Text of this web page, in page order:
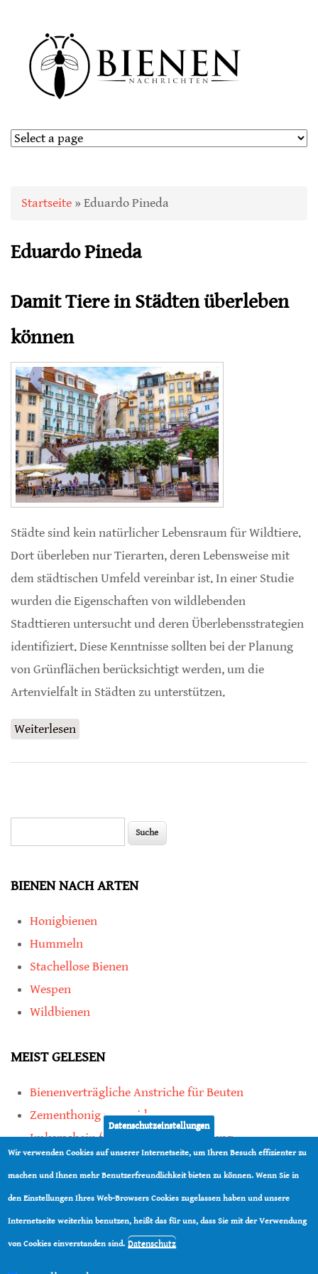
Sie sind hier
Startseite » Eduardo Pineda
Eduardo Pineda
Damit Tiere in Städten überleben
können
Städte sind kein natürlicher Lebensraum für Wildtiere.
Dort überleben nur Tierarten, deren Lebensweise mit
dem städtischen Umfeld vereinbar ist. In einer Studie
wurden die Eigenschaften von wildlebenden
Stadttieren untersucht und deren Überlebensstrategien
identifiziert. Diese Kenntnisse sollten bei der Planung
von Grünflächen berücksichtigt werden, um die
Artenvielfalt in Städten zu unterstützen.
Weiterlesen
BIENEN NACH ARTEN
Honigbienen
Hummeln
Stachellose Bienen
Wespen
Wildbienen
MEIST GELESEN
Bienenverträgliche Anstriche für Beuten
Zementhonig vermeiden
Imkerschein für Honigbienen-Haltung
Kauf von Mittelwänden ist Vertrauenssache
teilen
Datenschutzeinstellungen
Wir verwenden Cookies auf unserer Internetseite, um Ihren Besuch effizienter zu
machen und Ihnen mehr Benutzerfreundlichkeit bieten zu können. Wenn Sie in
den Einstellungen Ihres Web-Browsers Cookies zugelassen haben und unsere
Internetseite weiterhin benutzen, heißt das für uns, dass Sie mit der Verwendung
von Cookies einverstanden sind. Datenschutz